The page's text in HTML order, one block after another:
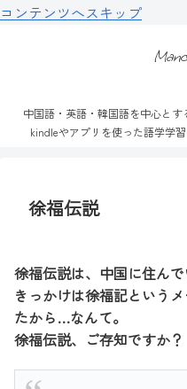
コンテンツへスキップ
中国語・英語・韓国語を中心とす
kindleやアプリを使った語学学
徐福伝説
徐福伝説は、中国に住ん
きっかけは徐福記という
たから…なんて。
徐福伝説、ご存知ですか？